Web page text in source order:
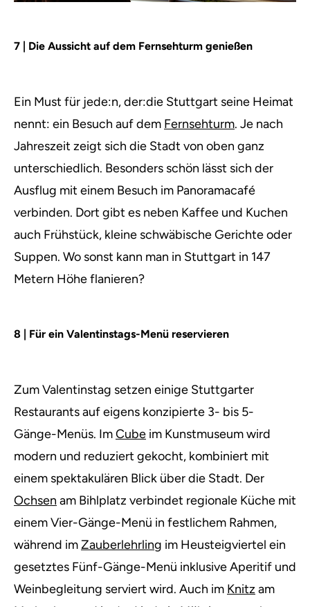
7 | Die Aussicht auf dem Fernsehturm genießen
Ein Must für jede:n, der:die Stuttgart seine Heimat
nennt: ein Besuch auf dem Fernsehturm. Je nach
Jahreszeit zeigt sich die Stadt von oben ganz
unterschiedlich. Besonders schön lässt sich der
Ausflug mit einem Besuch im Panoramacafé
verbinden. Dort gibt es neben Kaffee und Kuchen
auch Frühstück, kleine schwäbische Gerichte oder
Suppen. Wo sonst kann man in Stuttgart in 147
Metern Höhe flanieren?
8 | Für ein Valentinstags-Menü reservieren
Zum Valentinstag setzen einige Stuttgarter
Restaurants auf eigens konzipierte 3- bis 5-
Gänge-Menüs. ImCube im Kunstmuseum wird
modern und reduziert gekocht, kombiniert mit
einem spektakulären Blick über die Stadt. Der
Ochsen am Bihlplatz verbindet regionale Küche mit
einem Vier-Gänge-Menü in festlichem Rahmen,
während imZauberlehrling im Heusteigviertel ein
gesetztes Fünf-Gänge-Menü inklusive Aperitif und
Weinbegleitung serviert wird. Auch im Knitz am